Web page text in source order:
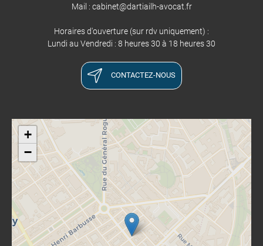
​​​​​​​Mail : cabinet@dartiailh-avocat.fr
Horaires d'ouverture (sur rdv uniquement) :
Lundi au Vendredi : 8 heures 30 à 18 heures 30
CONTACTEZ-NOUS
+
−